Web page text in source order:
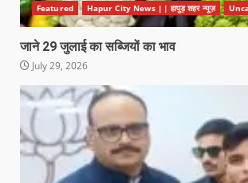
Featured Hapur City News || हापुड़ शहर न्यूज़
जाने 29 जुलाई का सब्जियों का भाव
July 29, 2026